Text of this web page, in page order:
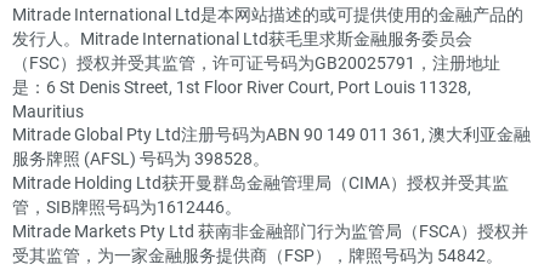
Mitrade International Ltd是本网站描述的或可提供使用的金融产品的
发行人。Mitrade International Ltd获毛里求斯金融服务委员会
（FSC）授权并受其监管，许可证号码为GB20025791，注册地址
是：6 St Denis Street, 1st Floor River Court, Port Louis 11328,
Mauritius
Mitrade Global Pty Ltd注册号码为ABN 90 149 011 361, 澳大利亚金融
服务牌照 (AFSL) 号码为 398528。
Mitrade Holding Ltd获开曼群岛金融管理局（CIMA）授权并受其监
管，SIB牌照号码为1612446。
Mitrade Markets Pty Ltd 获南非金融部门行为监管局（FSCA）授权并
受其监管，为一家金融服务提供商（FSP），牌照号码为 54842。